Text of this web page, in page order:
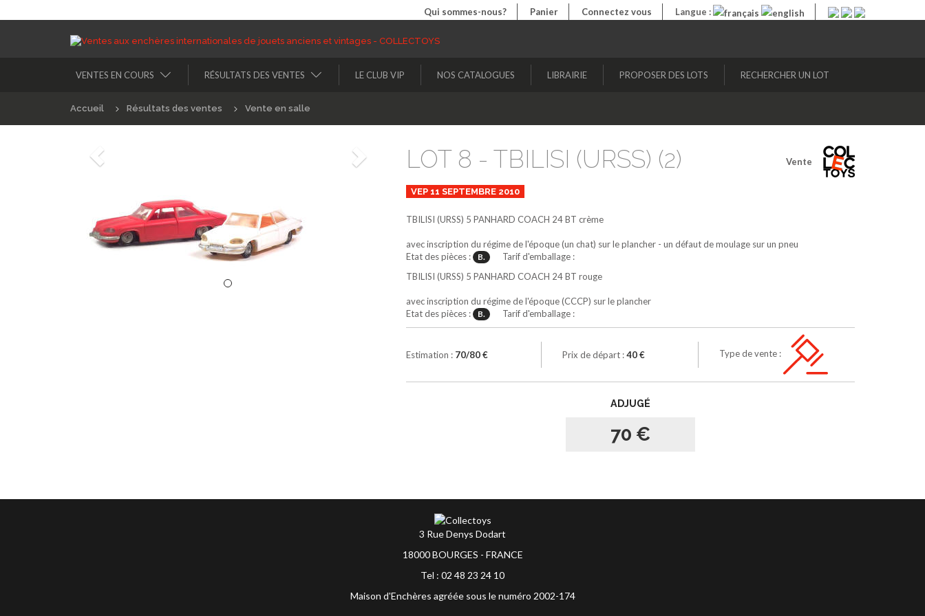
Qui sommes-nous? Panier Connectez vous Langue :
VENTES EN COURS RÉSULTATS DES VENTES LE CLUB VIP NOS CATALOGUES LIBRAIRIE PROPOSER DES LOTS RECHERCHER UN LOT
Accueil Résultats des ventes Vente en salle
Suivant Vente
LOT 8 - TBILISI (URSS) (2)
VEP 11 SEPTEMBRE 2010
TBILISI (URSS) 5 PANHARD COACH 24 BT crème
avec inscription du régime de l'époque (un chat) sur le plancher - un défaut de moulage sur un pneu
Etat des pièces :
B. Tarif d'emballage :
TBILISI (URSS) 5 PANHARD COACH 24 BT rouge
avec inscription du régime de l'époque (CCCP) sur le plancher
Etat des pièces :
B. Tarif d'emballage :
Estimation : 70/80 € Prix de départ :40 € Type de vente :
ADJUGÉ
70 €
3 Rue Denys Dodart
18000 BOURGES - FRANCE
Tel : 02 48 23 24 10
Maison d'Enchères agréée sous le numéro 2002-174